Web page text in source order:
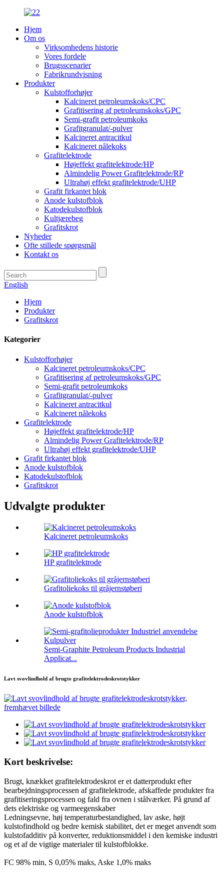
Hjem
Om os
Virksomhedens historie
Vores fordele
Brugsscenarier
Fabrikrundvisning
Produkter
Kulstofforhøjer
Kalcineret petroleumskoks/CPC
Grafitisering af petroleumskoks/GPC
Semi-grafit petroleumkoks
Grafitgranulat/-pulver
Kalcineret antracitkul
Kalcineret nålekoks
Grafitelektrode
Højeffekt grafitelektrode/HP
Almindelig Power Grafitelektrode/RP
Ultrahøj effekt grafitelektrode/UHP
Grafit firkantet blok
Anode kulstofblok
Katodekulstofblok
Kultjærebeg
Grafitskrot
Nyheder
Ofte stillede spørgsmål
Kontakt os
English
Hjem
Produkter
Grafitskrot
Kategorier
Kulstofforhøjer
Kalcineret petroleumskoks/CPC
Grafitisering af petroleumskoks/GPC
Semi-grafit petroleumkoks
Grafitgranulat/-pulver
Kalcineret antracitkul
Kalcineret nålekoks
Grafitelektrode
Højeffekt grafitelektrode/HP
Almindelig Power Grafitelektrode/RP
Ultrahøj effekt grafitelektrode/UHP
Grafit firkantet blok
Anode kulstofblok
Katodekulstofblok
Grafitskrot
Udvalgte produkter
Kalcineret petroleumskoks
HP grafitelektrode
Grafitoliekoks til gråjernstøberi
Anode kulstofblok
Semi-Graphite Petroleum Products Industrial
Applicat...
Lavt svovlindhold af brugte grafitelektrodeskrotstykker
Kort beskrivelse:
Brugt, knækket grafitelektrodeskrot er et datterprodukt efter
bearbejdningsprocessen af ​​grafitelektrode, afskaffede produkter fra
grafitiseringsprocessen og fald fra ovnen i stålværker. På grund af
dets elektriske og varmeegenskaber
Ledningsevne, høj temperaturbestandighed, lav aske, højt
kulstofindhold og bedre kemisk stabilitet, det er meget anvendt som
kulstofadditiv på konverter, reduktionsmiddel i den kemiske industri
og et af de vigtige materialer til kulstofblokke.
FC 98% min, S 0,05% maks, Aske 1,0% maks